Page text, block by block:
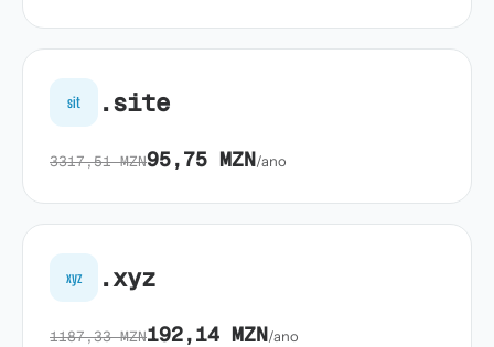
sit .site
3317,51 MZN95,75 MZN/ano
xyz .xyz
1187,33 MZN192,14 MZN/ano